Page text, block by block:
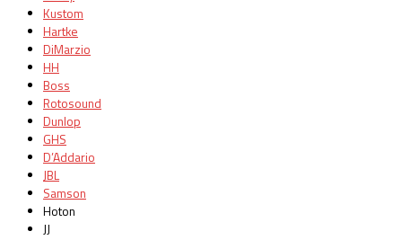
Kustom
Hartke
DiMarzio
HH
Boss
Rotosound
Dunlop
GHS
D’Addario
JBL
Samson
Hoton
JJ